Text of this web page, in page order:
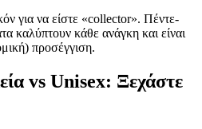
για να είστε «collector». Πέντε-
καλύπτουν κάθε ανάγκη και είναι
προσέγγιση.
vs Unisex: Ξεχάστε